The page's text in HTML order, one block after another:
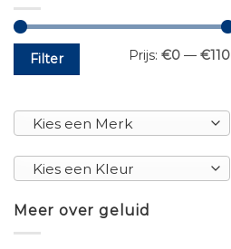
Min.
prijs
Max.
prijsFilter Prijs: €0— €110
Kies een Merk
Kies een Kleur
Meer over geluid